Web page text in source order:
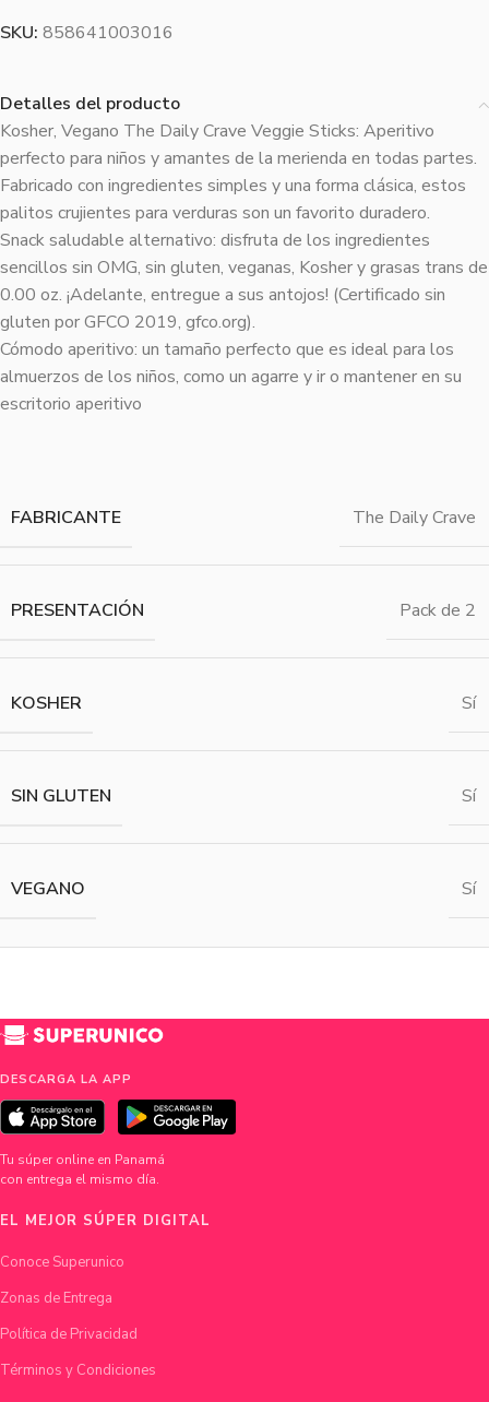
SKU: 858641003016
Detalles del producto
Kosher, Vegano The Daily Crave Veggie Sticks: Aperitivo
perfecto para niños y amantes de la merienda en todas partes.
Fabricado con ingredientes simples y una forma clásica, estos
palitos crujientes para verduras son un favorito duradero.
Snack saludable alternativo: disfruta de los ingredientes
sencillos sin OMG, sin gluten, veganas, Kosher y grasas trans de
0.00 oz. ¡Adelante, entregue a sus antojos! (Certificado sin
gluten por GFCO 2019, gfco.org).
Cómodo aperitivo: un tamaño perfecto que es ideal para los
almuerzos de los niños, como un agarre y ir o mantener en su
escritorio aperitivo
FABRICANTE The Daily Crave
PRESENTACIÓN Pack de 2
KOSHER Sí
SIN GLUTEN Sí
VEGANO Sí
DESCARGA LA APP
Tu súper online en Panamá
con entrega el mismo día.
EL MEJOR SÚPER DIGITAL
Conoce Superunico
Zonas de Entrega
Política de Privacidad
Términos y Condiciones